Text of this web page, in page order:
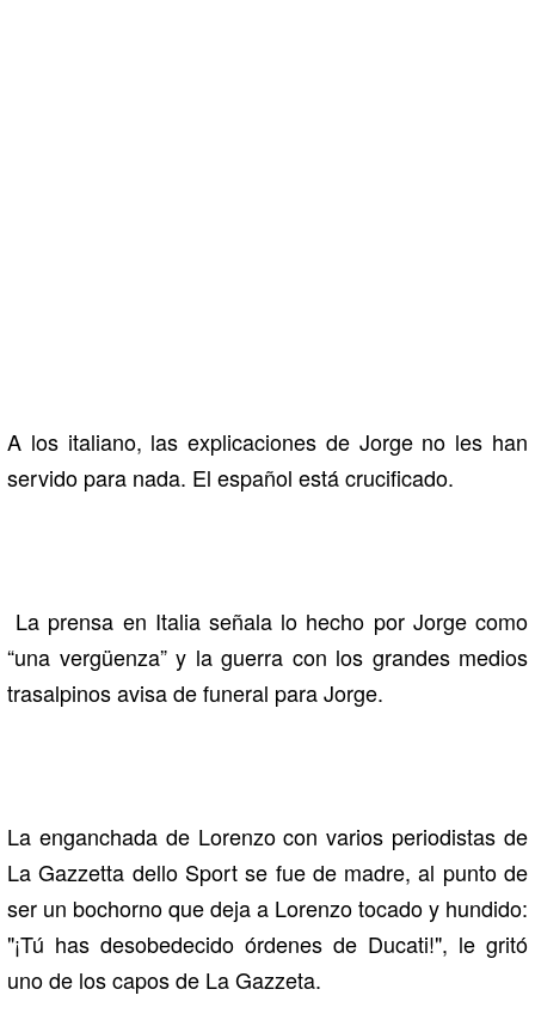
A los italiano, las explicaciones de Jorge no les han
servido para nada. El español está crucificado.
La prensa en Italia señala lo hecho por Jorge como
“una vergüenza” y la guerra con los grandes medios
trasalpinos avisa de funeral para Jorge.
La enganchada de Lorenzo con varios periodistas de
La Gazzetta dello Sport se fue de madre, al punto de
ser un bochorno que deja a Lorenzo tocado y hundido:
"¡Tú has desobedecido órdenes de Ducati!", le gritó
uno de los capos de La Gazzeta.